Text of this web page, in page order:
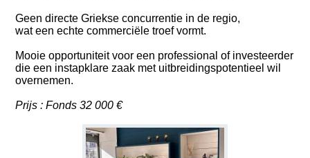
Geen directe Griekse concurrentie in de regio,
wat een echte commerciële troef vormt.
Mooie opportuniteit voor een professional of investeerder
die een instapklare zaak met uitbreidingspotentieel wil
overnemen.
Prijs : Fonds 32 000 €